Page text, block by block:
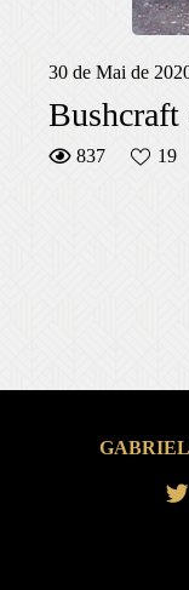
30 de Mai de
Bushcraft
837 19